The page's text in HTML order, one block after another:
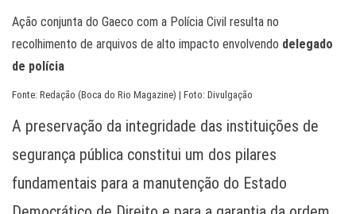
Ação conjunta do Gaeco com a Polícia Civil resulta no
recolhimento de arquivos de alto impacto envolvendo delegado
de polícia
Fonte: Redação (Boca do Rio Magazine) | Foto: Divulgação
A preservação da integridade das instituições de
segurança pública constitui um dos pilares
fundamentais para a manutenção do Estado